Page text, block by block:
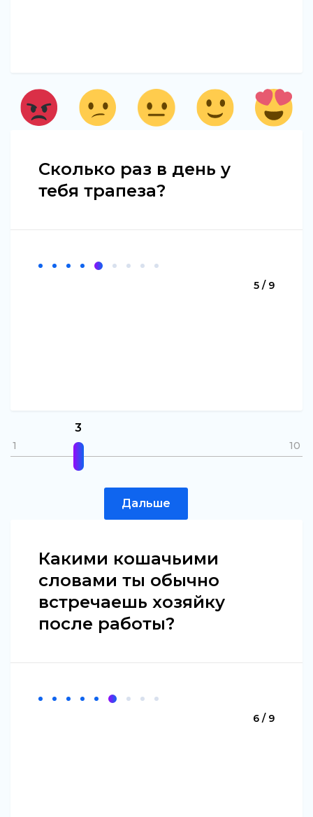
Сколько раз в день у
тебя трапеза?
5 / 9
1 10
3
Дальше
Какими кошачьими
словами ты обычно
встречаешь хозяйку
после работы?
6 / 9